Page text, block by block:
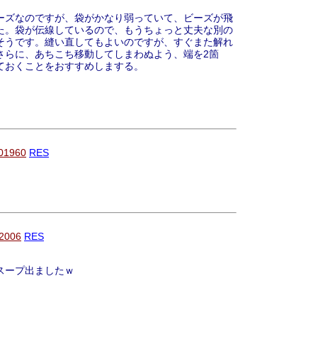
なのですが、袋がかなり弱っていて、ビーズが飛
。袋が伝線しているので、もうちょっと丈夫な別の
うです。縫い直してもよいのですが、すぐまた解れ
らに、あちこち移動してしまわぬよう、端を2箇
くことをおすすめしまする。
RES
RES
ープ出ましたｗ